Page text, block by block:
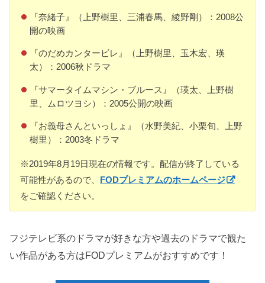
『奈緒子』（上野樹里、三浦春馬、綾野剛）：2008公
開の映画
『のだめカンタービレ』（上野樹里、玉木宏、瑛
太）：2006秋ドラマ
『サマータイムマシン・ブルース』（瑛太、上野樹
里、ムロツヨシ）：2005公開の映画
『お義母さんといっしょ』（水野美紀、小栗旬、上野
樹里）：2003冬ドラマ
※2019年8月19日現在の情報です。配信が終了している
可能性があるので、 FODプレミアムのホームページ
をご確認ください。
フジテレビ系のドラマが好きな方や過去のドラマで観た
い作品がある方はFODプレミアムがおすすめです！